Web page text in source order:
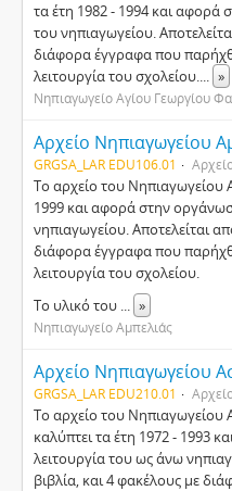
τα έτη 1982 - 1994 και αφορά
του νηπιαγωγείου.
διάφορα έγγραφα που
λειτουργία του σχολείου.... »
Νηπιαγωγείο Αγίου Γεωργίου
Αρχείο Νηπιαγωγείου
GRGSA_LAR EDU106.01
Το αρχείο του Νηπιαγωγείου
1999 και αφορά στην
νηπιαγωγείου. Αποτελείται
διάφορα έγγραφα που
λειτουργία του σχολείου.
Το υλικό του ... »
Νηπιαγωγείο Αμπελιάς
GRGSA_LAR EDU210.01
Το αρχείο του
καλύπτει τα έτη 1972 - 1993
λειτουργία του ως άνω
βιβλία, και 4 φακέλους με